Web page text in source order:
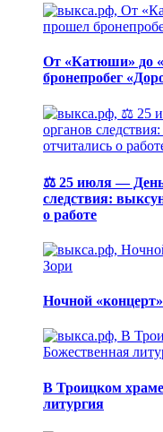
От «Катюши» до
бронепробег
⚖️ 25 июля — День
следствия:
о работе
Ночной
В Троицком
литургия